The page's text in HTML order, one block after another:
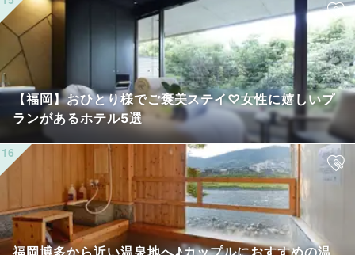
【福岡】おひとり様でご褒美ステイ♡女性に嬉しいプ
ランがあるホテル5選
福岡博多から近い温泉地へ♪カップルにおすすめの温